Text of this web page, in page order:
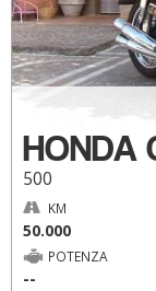
HONDA
500
KM
50.000
POTENZA
--